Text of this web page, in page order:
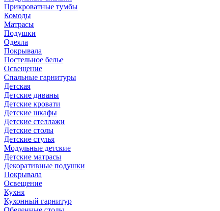
Прикроватные тумбы
Комоды
Матрасы
Подушки
Одеяла
Покрывала
Постельное белье
Освещение
Спальные гарнитуры
Детская
Детские диваны
Детские кровати
Детские шкафы
Детские стеллажи
Детские столы
Детские стулья
Модульные детские
Детские матрасы
Декоративные подушки
Покрывала
Освещение
Кухня
Кухонный гарнитур